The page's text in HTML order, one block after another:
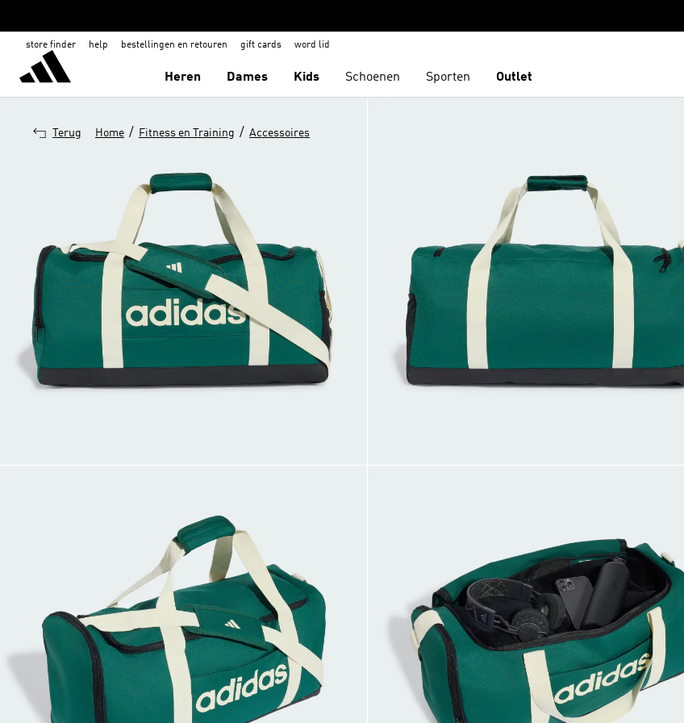
store finder help bestellingen en retouren gift cards word lid
Heren Dames Kids Schoenen Sporten Outlet
Terug Home / Fitness en Training / Accessoires